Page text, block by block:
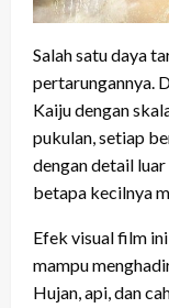
Salah satu daya
pertarungannya.
Kaiju dengan
pukulan, setiap
dengan detail
betapa kecilnya
Efek visual film
mampu
Hujan, api, dan